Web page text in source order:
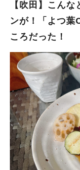
【吹田】こん
ンが！「よつ葉
ころだった！